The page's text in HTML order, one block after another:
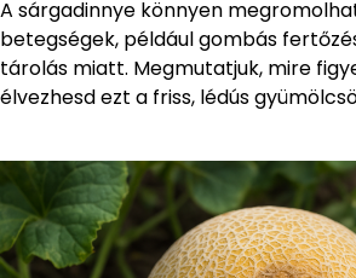
A sárgadinnye könnyen
betegségek, például gombás
tárolás miatt. Megmutatjuk, mire
élvezhesd ezt a friss, lédús